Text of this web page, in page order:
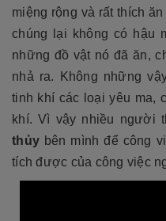
miệng rộng và rất thích
chúng lại không có hậu
những đồ vật nó đã ăn,
nhả ra. Không những
tinh khí các loại yêu ma,
khí. Vì vậy nhiều người
thủy bên mình để công
tích được của công việc